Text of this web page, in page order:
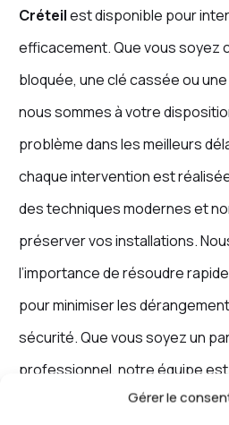
Gérer le
Créteilest disponible pour
efficacement. Que vous soyez
bloquée, une clé cassée ou
nous sommes à votre
problème dans les meilleurs
chaque intervention est
des techniques modernes et
préserver vos installations.
l’importance de résoudre
pour minimiser les
sécurité. Que vous soyez un
professionnel, notre équipe